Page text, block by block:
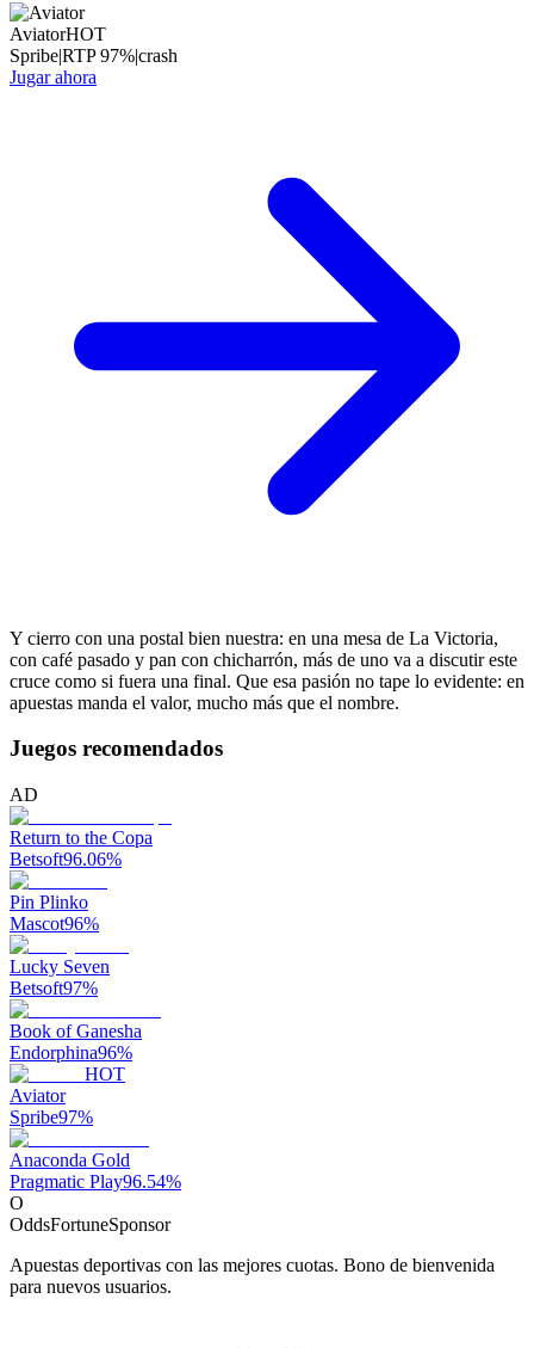
AviatorHOT
Spribe|RTP97%|crash
Jugar ahora
Y cierro con una postal bien nuestra: en una mesa de La Victoria,
con café pasado y pan con chicharrón, más de uno va a discutir este
cruce como si fuera una final. Que esa pasión no tape lo evidente: en
apuestas manda el valor, mucho más que el nombre.
Juegos recomendados
AD
Return to the Copa
Betsoft96.06%
Pin Plinko
Mascot96%
Lucky Seven
Betsoft97%
Book of Ganesha
Endorphina96%
HOT
Aviator
Spribe97%
Anaconda Gold
Pragmatic Play96.54%
O
OddsFortuneSponsor
Apuestas deportivas con las mejores cuotas. Bono de bienvenida
para nuevos usuarios.